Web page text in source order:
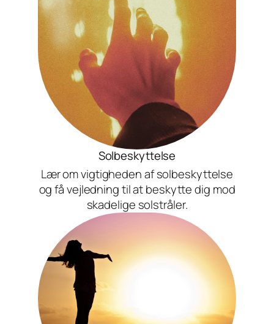
Solbeskyttelse
Lær om vigtigheden af solbeskyttelse
og få vejledning til at beskytte dig mod
skadelige solstråler.